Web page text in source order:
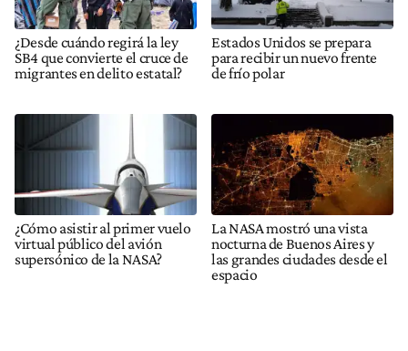
¿Desde cuándo regirá la ley
SB4 que convierte el cruce de
migrantes en delito estatal?
Estados Unidos se prepara
para recibir un nuevo frente
de frío polar
¿Cómo asistir al primer vuelo
virtual público del avión
supersónico de la NASA?
La NASA mostró una vista
nocturna de Buenos Aires y
las grandes ciudades desde el
espacio